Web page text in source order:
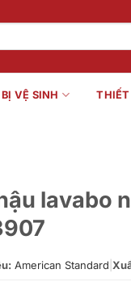
VỆ SINH THIẾT
lavabo
American Standard